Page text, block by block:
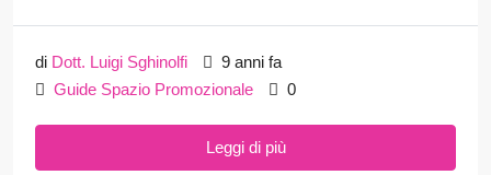
di Dott. Luigi Sghinolfi
9 anni fa
Guide Spazio Promozionale
0
Leggi di più